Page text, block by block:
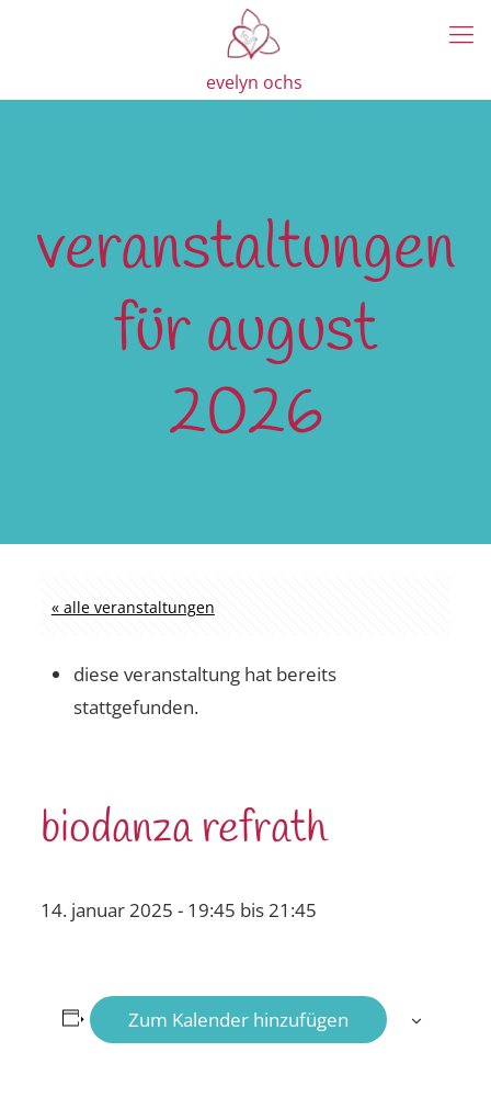
evelyn ochs
veranstaltungen
für august
2026
« alle veranstaltungen
diese veranstaltung hat bereits
stattgefunden.
biodanza refrath
14. januar 2025 - 19:45 bis21:45
Zum Kalender hinzufügen